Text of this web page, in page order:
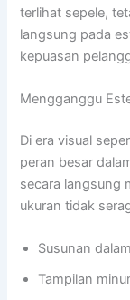
terlihat sepele,
langsung pada
kepuasan
Mengganggu
Di era visual
peran besar
secara langsung
ukuran tidak
Susunan
Tampilan